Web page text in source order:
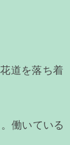
道を落ち着
働いている